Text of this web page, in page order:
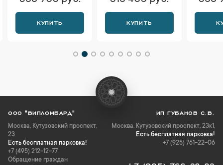
КУПИТЬ КУПИТЬ
ООО "ВИПЛОМБАРД"
Москва, Кутузовский проспект,
23
Есть бесплатная парковка!
+7 (495) 212-12-77
Обращение граждан
ИП ГУБАНОВ С.В.
Москва, Кутузовский проспект, 23к1,
Есть бесплатная парковка!
+7 (925) 761-22-06